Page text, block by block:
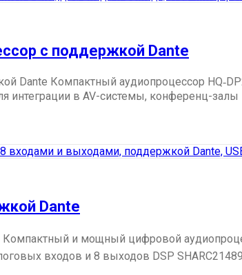
с поддержкой Dante
Dante Компактный аудиопроцессор
интеграции в AV-системы, конференц-
Dante
и мощный цифровой
входов и 8 выходов DSP